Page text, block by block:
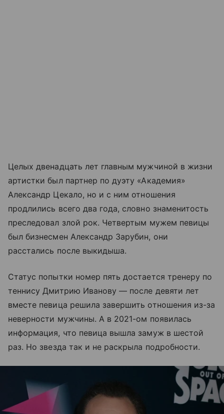
Целых двенадцать лет главным мужчиной в жизни
артистки был партнер по дуэту «Академия»
Александр Цекало, но и с ним отношения
продлились всего два года, словно знаменитость
преследовал злой рок. Четвертым мужем певицы
был бизнесмен Александр Зарубин, они
расстались после выкидыша.
Статус попытки номер пять достается тренеру по
теннису Дмитрию Иванову — после девяти лет
вместе певица решила завершить отношения из-за
неверности мужчины. А в 2021-ом появилась
информация, что певица вышла замуж в шестой
раз. Но звезда так и не раскрыла подробности.